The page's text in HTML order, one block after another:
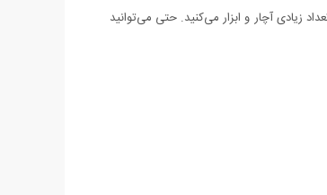
زیادی آچار و ابزار می‌کنید. حتی می‌توانید